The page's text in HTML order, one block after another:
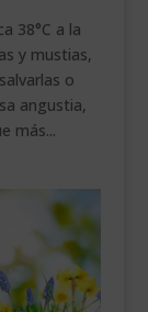
38°C a la
y mustias,
o
angustia,
más...